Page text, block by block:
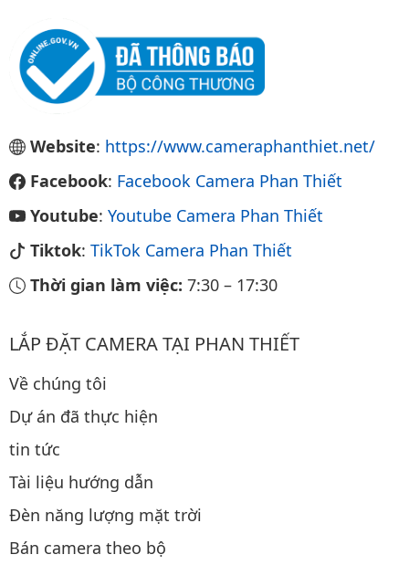
Website: https://www.cameraphanthiet.net/
Facebook: Facebook Camera Phan Thiết
Youtube: Youtube Camera Phan Thiết
Tiktok: TikTok Camera Phan Thiết
Thời gian làm việc: 7:30 – 17:30
LẮP ĐẶT CAMERA TẠI PHAN THIẾT
Về chúng tôi
Dự án đã thực hiện
tin tức
Tài liệu hướng dẫn
Đèn năng lượng mặt trời
Bán camera theo bộ